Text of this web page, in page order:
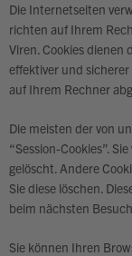
Die Internetseiten
richten auf Ihrem
Viren. Cookies
effektiver und
auf Ihrem Rechner
Die meisten der von
“Session-Cookies”.
gelöscht. Andere
Sie diese löschen.
beim nächsten
Sie können Ihren